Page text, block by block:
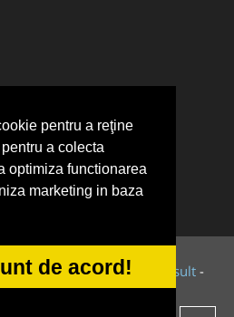
pentru a reţine
a colecta
optimiza functionarea
marketing in baza
de acord!
VilonMedia&Tokaido Consult -